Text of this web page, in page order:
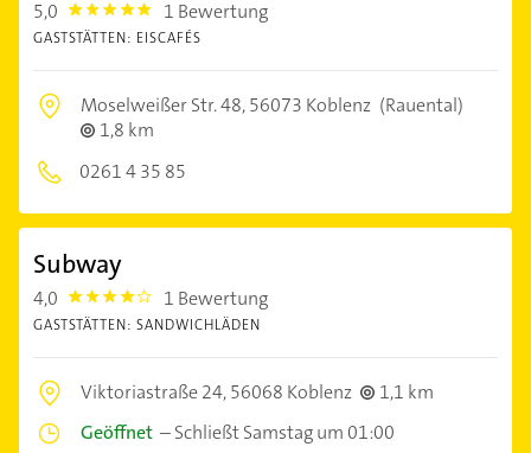
5,0 5.0 1 Bewertung
GASTSTÄTTEN: EISCAFÉS
Moselweißer Str. 48,56073 Koblenz (Rauental)
1,8 km
0261 4 35 85
Subway
4,0 4.0 1 Bewertung
GASTSTÄTTEN: SANDWICHLÄDEN
Viktoriastraße 24,56068 Koblenz
1,1 km
Geöffnet –Schließt Samstag um 01:00